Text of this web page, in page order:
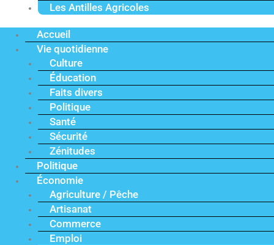
Les Antilles Agricoles
Accueil
Vie quotidienne
Culture
Éducation
Faits divers
Politique
Santé
Sécurité
Zénitudes
Politique
Économie
Agriculture / Pêche
Artisanat
Commerce
Emploi